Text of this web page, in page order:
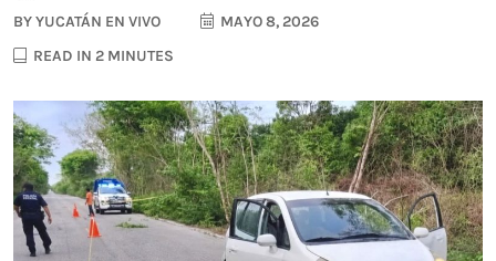
BYYUCATÁN EN VIVO
MAYO 8, 2026
READ IN 2 MINUTES